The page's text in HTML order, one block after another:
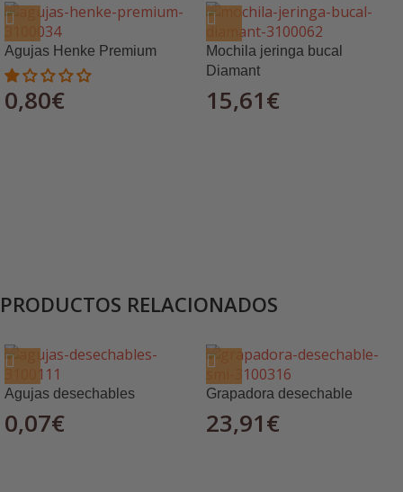
Agujas Henke Premium
0,80€
Mochila jeringa bucal
Diamant
15,61€
PRODUCTOS RELACIONADOS
Agujas desechables
0,07€
Grapadora desechable
23,91€